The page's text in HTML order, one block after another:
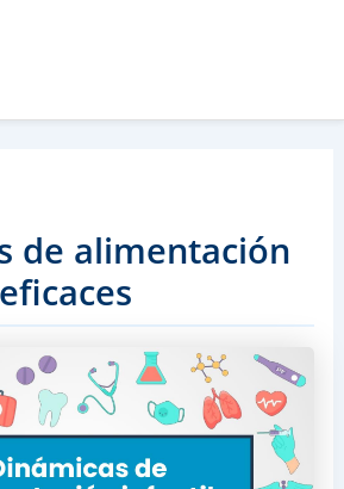
de alimentación